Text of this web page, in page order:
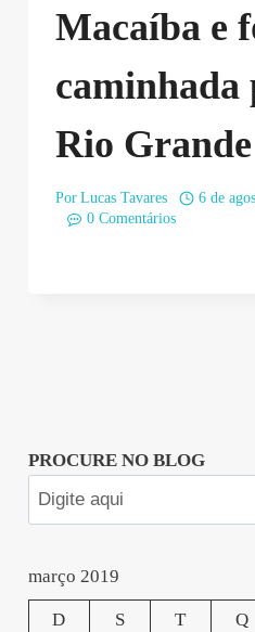
Macaíba e
caminhada
Rio
Por Lucas Tavares
6 de
0 Comentários
PROCURE NO BLOG
março 2019
D S T Q